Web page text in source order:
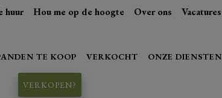
huur Hou me op de hoogte Over ons Vacatures
TE KOOP VERKOCHT ONZE DIENSTEN
VERKOPEN?